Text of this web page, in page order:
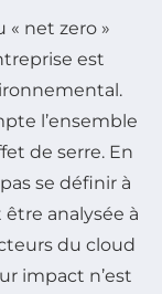
« net zero »
est
l’ensemble
de serre. En
se définir à
être analysée à
du cloud
impact n’est